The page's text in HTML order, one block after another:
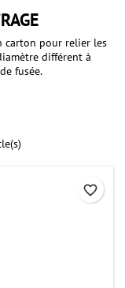
carton pour relier les
différent à
fusée.
favorite_border